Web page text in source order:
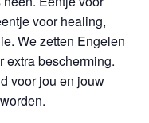
voor healing,
We zetten Engelen
extra bescherming.
voor jou en jouw